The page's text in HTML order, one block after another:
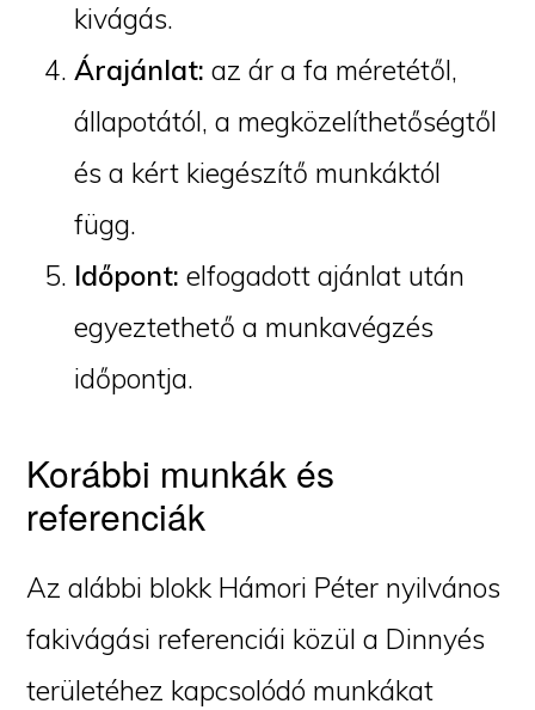
kivágás.
Árajánlat: az ár a fa méretétől,
állapotától, a megközelíthetőségtől
és a kért kiegészítő munkáktól
függ.
Időpont: elfogadott ajánlat után
egyeztethető a munkavégzés
időpontja.
Korábbi munkák és
referenciák
Az alábbi blokk Hámori Péter nyilvános
fakivágási referenciái közül a Dinnyés
területéhez kapcsolódó munkákat